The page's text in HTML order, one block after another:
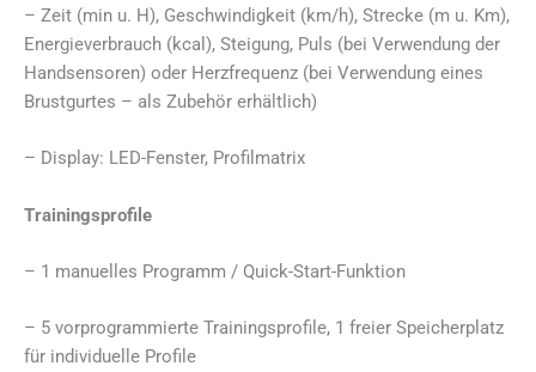
– Zeit (min u. H), Geschwindigkeit (km/h), Strecke (m u. Km),
Energieverbrauch (kcal), Steigung, Puls (bei Verwendung der
Handsensoren) oder Herzfrequenz (bei Verwendung eines
Brustgurtes – als Zubehör erhältlich)
– Display: LED-Fenster, Profilmatrix
Trainingsprofile
– 1 manuelles Programm / Quick-Start-Funktion
– 5 vorprogrammierte Trainingsprofile, 1 freier Speicherplatz
für individuelle Profile